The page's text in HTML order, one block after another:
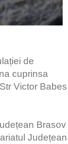
de
cuprinsa
Victor Babes
Brasov
Județean